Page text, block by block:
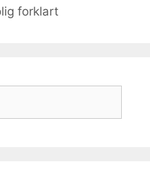
forklart